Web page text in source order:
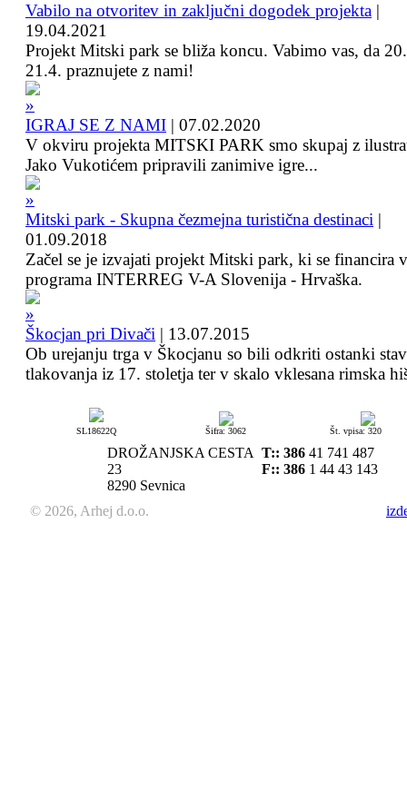
Vabilo na otvoritev in zaključni dogodek projekta |
19.04.2021
Projekt Mitski park se bliža koncu. Vabimo vas, da
21.4. praznujete z nami!
IGRAJ SE Z NAMI | 07.02.2020
V okviru projekta MITSKI PARK smo skupaj z
Jako Vukotićem pripravili zanimive igre...
Mitski park - Skupna čezmejna turistična destinaci |
01.09.2018
Začel se je izvajati projekt Mitski park, ki se financira
programa INTERREG V-A Slovenija - Hrvaška.
Škocjan pri Divači | 13.07.2015
Ob urejanju trga v Škocjanu so bili odkriti ostanki
tlakovanja iz 17. stoletja ter v skalo vklesana rimska
SL18622Q Šifra: 3062 Št. vpisa: 320
DROŽANJSKA CESTA
23
8290 Sevnica
T:: 386 41 741 487
F:: 386 1 44 43 143
© 2026, Arhej d.o.o.